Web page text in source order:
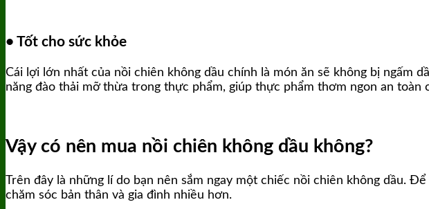
• Tốt cho sức khỏe
Cái lợi lớn nhất của nồi chiên không dầu chính là món ăn sẽ không bị ngấm
năng đào thải mỡ thừa trong thực phẩm, giúp thực phẩm thơm ngon an toàn
Vậy có nên mua nồi chiên không dầu không?
Trên đây là những lí do bạn nên sắm ngay một chiếc nồi chiên không dầu.
chăm sóc bản thân và gia đình nhiều hơn.